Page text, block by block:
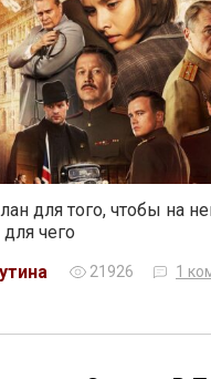
для того, чтобы на
чего
21926 1